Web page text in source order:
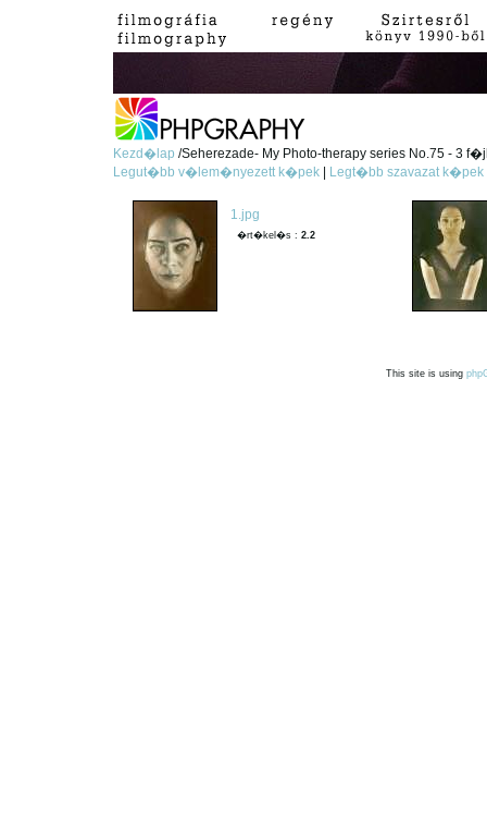
Kezd�lap/Seherezade- My Photo-therapy series No.75 - 3
Legut�bb v�lem�nyezett k�pek
Legt�bb szavazat k�pek
1.jpg
�rt�kel�s :2.2
This site is using